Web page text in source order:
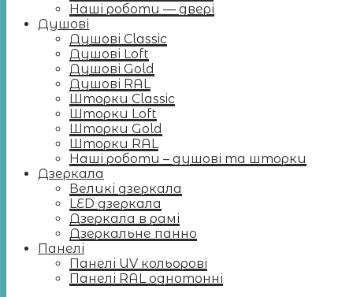
Наші роботи — двері
Душові
Душові Classic
Душові Loft
Душові Gold
Душові RAL
Шторки Classic
Шторки Loft
Шторки Gold
Шторки RAL
Наші роботи – душові та шторки
Дзеркала
Великі дзеркала
LED дзеркала
Дзеркала в рамі
Дзеркальне панно
Панелі
Панелі UV кольорові
Панелі RAL однотонні